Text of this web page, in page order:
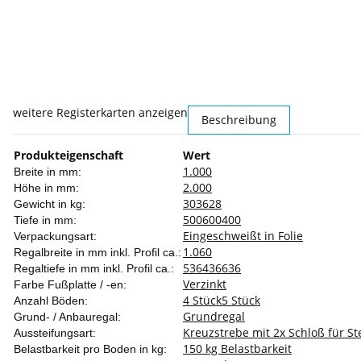
weitere Registerkarten anzeigen Beschreibung
Produkteigenschaft Wert
Breite in mm: 1.000
Höhe in mm: 2.000
Gewicht in kg: 303628
Tiefe in mm: 500600400
Verpackungsart: Eingeschweißt in Folie
Regalbreite in mm inkl. Profil ca.: 1.060
Regaltiefe in mm inkl. Profil ca.: 536436636
Farbe Fußplatte / -en: Verzinkt
Anzahl Böden: 4 Stück5 Stück
Grund- / Anbauregal: Grundregal
Aussteifungsart: Kreuzstrebe mit 2x Schloß für
Belastbarkeit pro Boden in kg: 150 kg Belastbarkeit